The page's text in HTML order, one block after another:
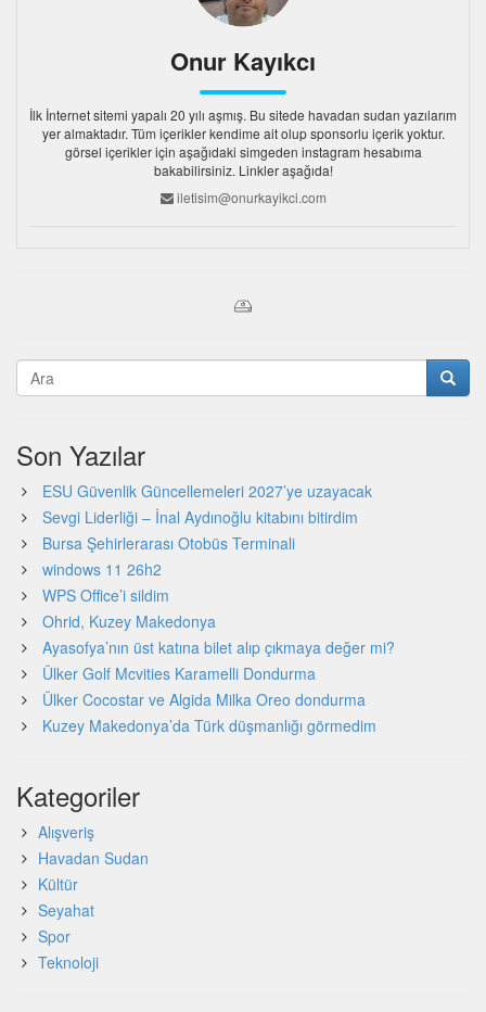
Onur Kayıkcı
İlk İnternet sitemi yapalı 20 yılı aşmış. Bu sitede havadan sudan yazılarım
yer almaktadır. Tüm içerikler kendime ait olup sponsorlu içerik yoktur.
görsel içerikler için aşağıdaki simgeden instagram hesabıma
bakabilirsiniz. Linkler aşağıda!
iletisim@onurkayikci.com
Son Yazılar
ESU Güvenlik Güncellemeleri 2027’ye uzayacak
Sevgi Liderliği – İnal Aydınoğlu kitabını bitirdim
Bursa Şehirlerarası Otobüs Terminali
windows 11 26h2
WPS Office’i sildim
Ohrid, Kuzey Makedonya
Ayasofya’nın üst katına bilet alıp çıkmaya değer mi?
Ülker Golf Mcvities Karamelli Dondurma
Ülker Cocostar ve Algida Milka Oreo dondurma
Kuzey Makedonya’da Türk düşmanlığı görmedim
Kategoriler
Alışveriş
Havadan Sudan
Kültür
Seyahat
Spor
Teknoloji